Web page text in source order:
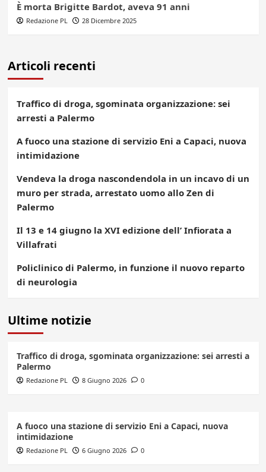
È morta Brigitte Bardot, aveva 91 anni
Redazione PL 28 Dicembre 2025
Articoli recenti
Traffico di droga, sgominata organizzazione: sei
arresti a Palermo
A fuoco una stazione di servizio Eni a Capaci, nuova
intimidazione
Vendeva la droga nascondendola in un incavo di un
muro per strada, arrestato uomo allo Zen di
Palermo
Il 13 e 14 giugno la XVI edizione dell’ Infiorata a
Villafrati
Policlinico di Palermo, in funzione il nuovo reparto
di neurologia
Ultime notizie
Traffico di droga, sgominata organizzazione: sei arresti a
Palermo
Redazione PL 8 Giugno 2026 0
A fuoco una stazione di servizio Eni a Capaci, nuova
intimidazione
Redazione PL 6 Giugno 2026 0